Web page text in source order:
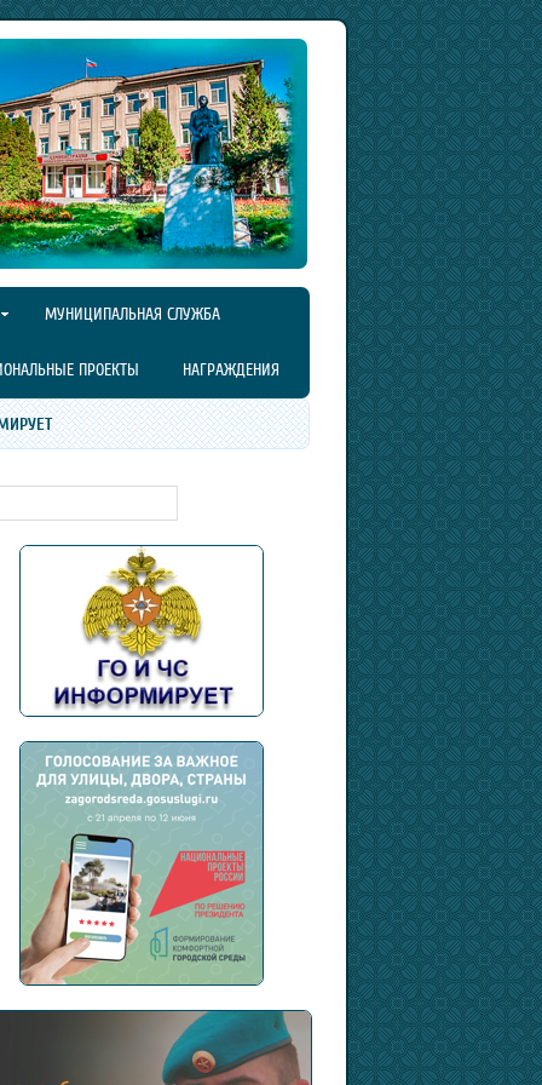
МУНИЦИПАЛЬНАЯ СЛУЖБА
ПРОЕКТЫ НАГРАЖДЕНИЯ